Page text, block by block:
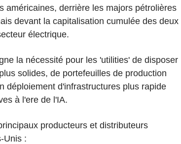
américaines, derrière les majors pétrolières
devant la capitalisation cumulée des deux
électrique.
la nécessité pour les 'utilities' de disposer
solides, de portefeuilles de production
déploiement d'infrastructures plus rapide
à l'ere de l'IA.
producteurs et distributeurs
Unis :